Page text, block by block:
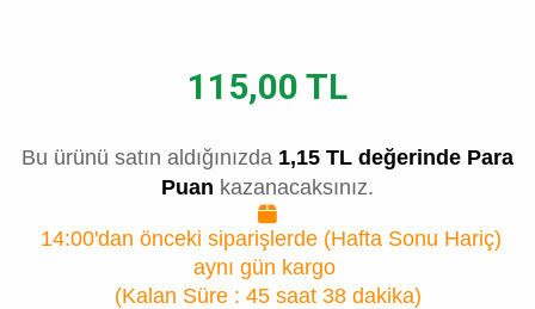
115,00 TL
Bu ürünü satın aldığınızda 1,15 TL değerinde Para
Puan kazanacaksınız.
14:00'dan önceki siparişlerde (Hafta Sonu Hariç)
aynı gün kargo
(Kalan Süre : 45 saat 38 dakika)